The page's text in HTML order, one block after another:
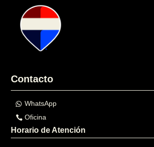
Contacto
WhatsApp
Oficina
Horario de Atención